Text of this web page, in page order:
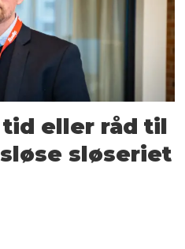
eller råd til
sløseriet